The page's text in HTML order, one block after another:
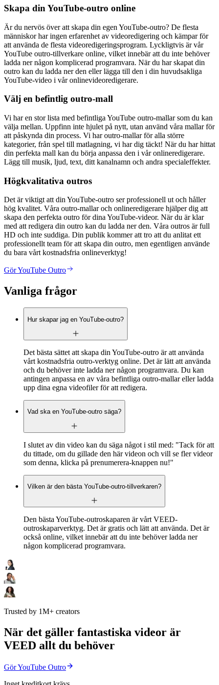
Skapa din YouTube-outro online
Är du nervös över att skapa din egen YouTube-outro? De flesta
människor har ingen erfarenhet av videoredigering och kämpar för
att använda de flesta videoredigeringsprogram. Lyckligtvis är vår
YouTube outro-tillverkare online, vilket innebär att du inte behöver
ladda ner någon komplicerad programvara. När du har skapat din
outro kan du ladda ner den eller lägga till den i din huvudsakliga
YouTube-video i vår onlinevideoredigerare.
Välj en befintlig outro-mall
Vi har en stor lista med befintliga YouTube outro-mallar som du kan
välja mellan. Uppfinn inte hjulet på nytt, utan använd våra mallar för
att påskynda din process. Vi har outro-mallar för alla större
kategorier, från spel till matlagning, vi har dig täckt! När du har hittat
din perfekta mall kan du börja anpassa den i vår onlineredigerare.
Lägg till musik, ljud, text, ditt kanalnamn och andra specialeffekter.
Högkvalitativa outros
Det är viktigt att din YouTube-outro ser professionell ut och håller
hög kvalitet. Våra outro-mallar och onlineredigerare hjälper dig att
skapa den perfekta outro för dina YouTube-videor. När du är klar
med att redigera din outro kan du ladda ner den. Våra outros är full
HD och inte suddiga. Din publik kommer att tro att du anlitat ett
professionellt team för att skapa din outro, men egentligen använde
du bara vårt kostnadsfria onlineverktyg!
Gör YouTube Outro
Vanliga frågor
Hur skapar jag en YouTube-outro?
Det bästa sättet att skapa din YouTube-outro är att använda
vårt kostnadsfria outro-verktyg online. Det är lätt att använda
och du behöver inte ladda ner någon programvara. Du kan
antingen anpassa en av våra befintliga outro-mallar eller ladda
upp dina egna videofiler för att redigera.
Vad ska en YouTube-outro säga?
I slutet av din video kan du säga något i stil med: "Tack för att
du tittade, om du gillade den här videon och vill se fler videor
som denna, klicka på prenumerera-knappen nu!"
Vilken är den bästa YouTube-outro-tillverkaren?
Den bästa YouTube-outroskaparen är vårt VEED-
outroskaparverktyg. Det är gratis och lätt att använda. Det är
också online, vilket innebär att du inte behöver ladda ner
någon komplicerad programvara.
Trusted by 1M+ creators
När det gäller fantastiska videor är
VEED allt du behöver
Gör YouTube Outro